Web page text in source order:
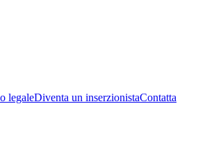
legaleDiventa un inserzionistaContatta